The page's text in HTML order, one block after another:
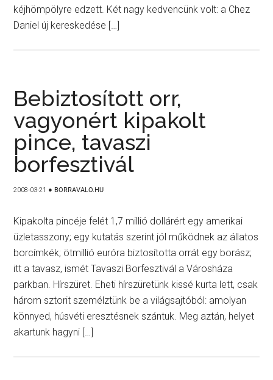
kéjhömpölyre edzett. Két nagy kedvencünk volt: a Chez
Daniel új kereskedése […]
Bebiztosított orr,
vagyonért kipakolt
pince, tavaszi
borfesztivál
2008-03-21 ● BORRAVALO.HU
Kipakolta pincéje felét 1,7 millió dollárért egy amerikai
üzletasszony; egy kutatás szerint jól működnek az állatos
borcímkék; ötmillió euróra biztosította orrát egy borász;
itt a tavasz, ismét Tavaszi Borfesztivál a Városháza
parkban. Hírszüret. Eheti hírszüretünk kissé kurta lett, csak
három sztorit személztünk be a világsajtóból: amolyan
könnyed, húsvéti eresztésnek szántuk. Meg aztán, helyet
akartunk hagyni […]